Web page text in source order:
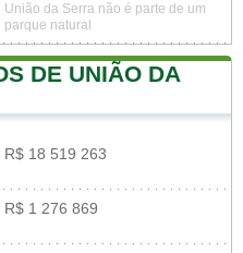
União da Serra não é parte de um
parque natural
DE UNIÃO DA
R$ 18 519 263
R$ 1 276 869